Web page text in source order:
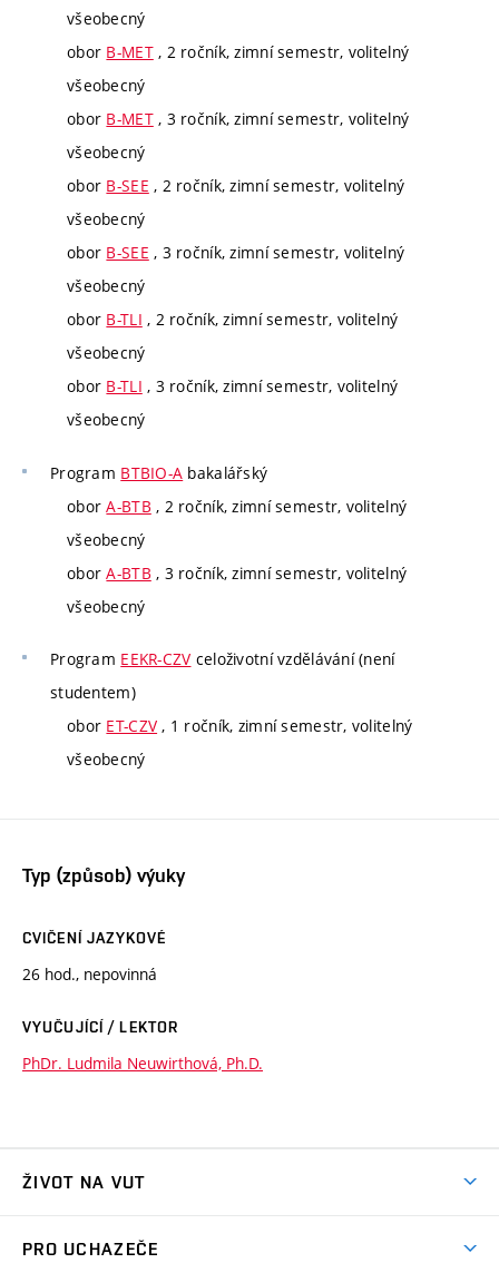
všeobecný
obor B-MET, 2 ročník, zimní semestr, volitelný
všeobecný
obor B-MET, 3 ročník, zimní semestr, volitelný
všeobecný
obor B-SEE , 2 ročník, zimní semestr, volitelný
všeobecný
obor B-SEE , 3 ročník, zimní semestr, volitelný
všeobecný
obor B-TLI , 2 ročník, zimní semestr, volitelný
všeobecný
obor B-TLI , 3 ročník, zimní semestr, volitelný
všeobecný
Program BTBIO-A bakalářský
oborA-BTB , 2 ročník, zimní semestr, volitelný
všeobecný
oborA-BTB , 3 ročník, zimní semestr, volitelný
všeobecný
Program EEKR-CZV celoživotní vzdělávání (není
studentem)
obor ET-CZV , 1 ročník, zimní semestr, volitelný
všeobecný
Typ (způsob) výuky
CVIČENÍ JAZYKOVÉ
26 hod., nepovinná
VYUČUJÍCÍ / LEKTOR
PhDr. Ludmila Neuwirthová, Ph.D.
ŽIVOT NA VUT
PRO UCHAZEČE